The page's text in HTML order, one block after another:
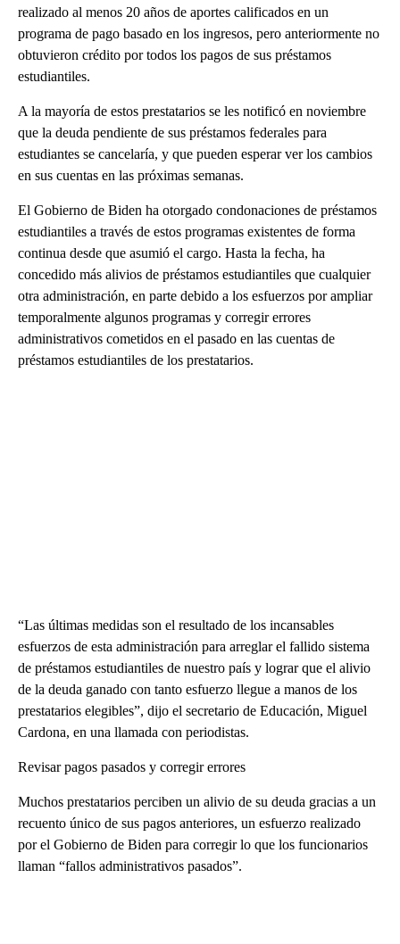
realizado al menos 20 años de aportes calificados en un
programa de pago basado en los ingresos, pero anteriormente no
obtuvieron crédito por todos los pagos de sus préstamos
estudiantiles.
A la mayoría de estos prestatarios se les notificó en noviembre
que la deuda pendiente de sus préstamos federales para
estudiantes se cancelaría, y que pueden esperar ver los cambios
en sus cuentas en las próximas semanas.
El Gobierno de Biden ha otorgado condonaciones de préstamos
estudiantiles a través de estos programas existentes de forma
continua desde que asumió el cargo. Hasta la fecha, ha
concedido más alivios de préstamos estudiantiles que cualquier
otra administración, en parte debido a los esfuerzos por ampliar
temporalmente algunos programas y corregir errores
administrativos cometidos en el pasado en las cuentas de
préstamos estudiantiles de los prestatarios.
“Las últimas medidas son el resultado de los incansables
esfuerzos de esta administración para arreglar el fallido sistema
de préstamos estudiantiles de nuestro país y lograr que el alivio
de la deuda ganado con tanto esfuerzo llegue a manos de los
prestatarios elegibles”, dijo el secretario de Educación, Miguel
Cardona, en una llamada con periodistas.
Revisar pagos pasados ​​y corregir errores
Muchos prestatarios perciben un alivio de su deuda gracias a un
recuento único de sus pagos anteriores, un esfuerzo realizado
por el Gobierno de Biden para corregir lo que los funcionarios
llaman “fallos administrativos pasados”.